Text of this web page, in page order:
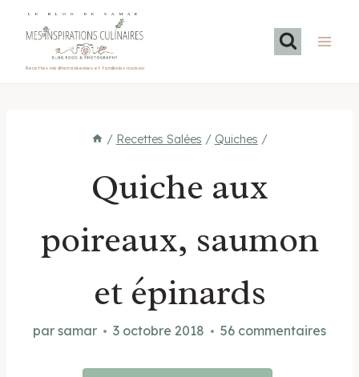
LE BLOG DE SAMAR
Recettes méditerranéennes et familiales maison
/ Recettes Salées / Quiches /
Quiche aux
poireaux, saumon
et épinards
par samar 3 octobre 2018 56 commentaires